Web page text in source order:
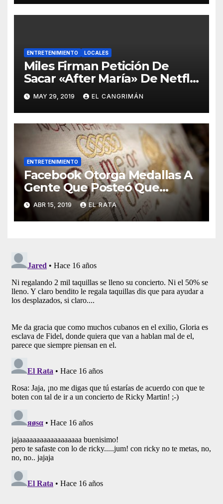
Pura Cepa»
ENTRETENIMIENTO LOCALES
Miles Firman Petición De
Sacar «After María» De Netflix
Porque El Documental No
Trata Sobre Lo Que Ellos
Quieren Que Trate
MAY 29, 2019 EL CANGRIMÁN
ENTRETENIMIENTO
Facebook Otorga Medallas A
Gente Que Posteó Que
Nunca Ha Visto «Game Of
Thrones»
ABR 15, 2019 EL RATA